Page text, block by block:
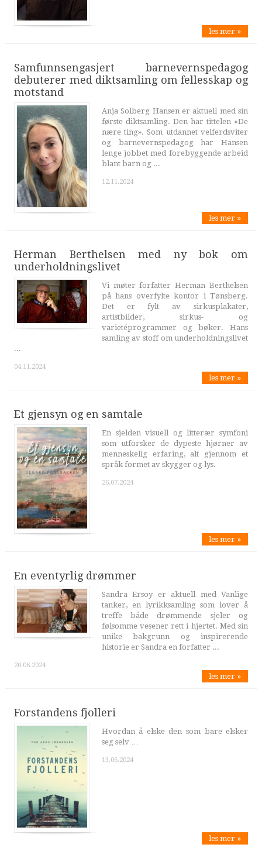
les mer »
Samfunnsengasjert barnevernspedagog
debuterer med diktsamling om fellesskap og
motstand
Anja Solberg Hansen er aktuell med sin
første diktsamling. Den har tittelen «De
nære ting». Som utdannet velferdsviter
og barnevernspedagog har Hansen
lenge jobbet med forebyggende arbeid
blant barn og ...
12.11.2024
les mer »
Herman Berthelsen med ny bok om
underholdningslivet
Vi møter forfatter Herman Berthelsen
på hans overfylte kontor i Tønsberg.
Det er fylt av sirkusplakater,
artistbilder, sirkus- og
varietéprogrammer og bøker. Hans
samling av stoff om underholdningslivet
...
04.11.2024
les mer »
Et gjensyn og en samtale
En sjelden visuell og litterær symfoni
som utforsker de dypeste hjørner av
menneskelig erfaring, alt gjennom et
språk formet av skygger og lys.
26.07.2024
les mer »
En eventyrlig drømmer
Sandra Ersoy er aktuell med Vanlige
tanker, en lyrikksamling som lover å
treffe både drømmende sjeler og
følsomme vesener rett i hjertet. Med sin
unike bakgrunn og inspirerende
historie er Sandra en forfatter ...
20.06.2024
les mer »
Forstandens fjolleri
Hvordan å elske den som bare elsker
seg selv …
13.06.2024
les mer »